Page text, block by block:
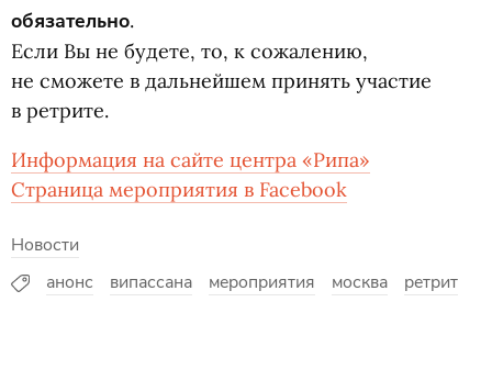
обязательно.
Если Вы не будете, то, к сожалению,
не сможете в дальнейшем принять участие
в ретрите.
Информация на сайте центра «Рипа»
Страница мероприятия в Facebook
Новости
анонс
випассана мероприятия москва ретрит